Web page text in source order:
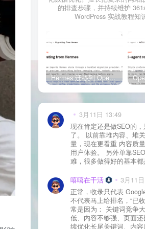
的排查步骤，并持续维护
WordPress 实战教程知
Hermes 迁移到 OpenClaw 上线清单：频道、定时任务、权限和回滚一次检查
3月11日 13:49
现在肯定还是做SEO的
了。 以前靠堆内容、堆
量，现在更看重 内容质
用户体验。 另外单靠
难，很多做得好的基本都
质还是一个长期获客渠
成唯一渠道了。
嘻嘻在干活 3月11
正常，收录只代表
不代表马上给排名，“已
常是因为： 关键词竞争
低、内容不够强、页面
续优化长尾关键词、内